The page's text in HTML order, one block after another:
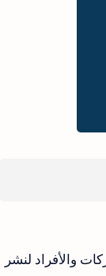
والأفراد لنشر